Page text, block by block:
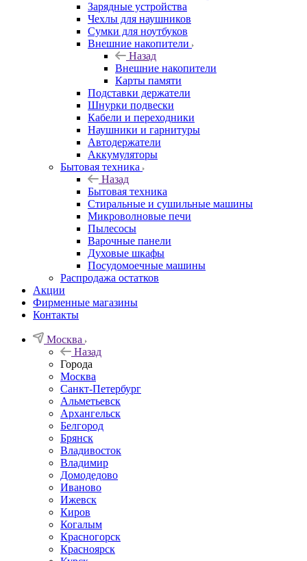
Зарядные устройства
Чехлы для наушников
Сумки для ноутбуков
Внешние накопители
Назад
Внешние накопители
Карты памяти
Подставки держатели
Шнурки подвески
Кабели и переходники
Наушники и гарнитуры
Автодержатели
Аккумуляторы
Бытовая техника
Назад
Бытовая техника
Стиральные и сушильные машины
Микроволновые печи
Пылесосы
Варочные панели
Духовые шкафы
Посудомоечные машины
Распродажа остатков
Акции
Фирменные магазины
Контакты
Москва
Назад
Города
Москва
Санкт-Петербург
Альметьевск
Архангельск
Белгород
Брянск
Владивосток
Владимир
Домодедово
Иваново
Ижевск
Киров
Когалым
Красногорск
Красноярск